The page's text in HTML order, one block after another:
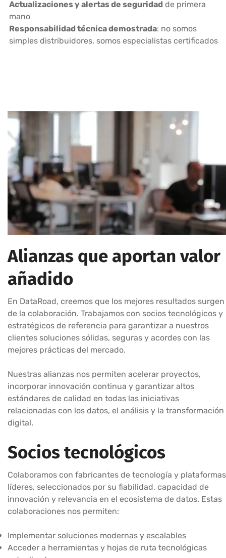
Actualizaciones y alertas de seguridad de primera
mano
Responsabilidad técnica demostrada: no somos
simples distribuidores, somos especialistas certificados
Alianzas que aportan valor
añadido
En DataRoad, creemos que los mejores resultados surgen
de la colaboración. Trabajamos con socios tecnológicos y
estratégicos de referencia para garantizar a nuestros
clientes soluciones sólidas, seguras y acordes con las
mejores prácticas del mercado.
Nuestras alianzas nos permiten acelerar proyectos,
incorporar innovación continua y garantizar altos
estándares de calidad en todas las iniciativas
relacionadas con los datos, el análisis y la transformación
digital.
Socios tecnológicos
Colaboramos con fabricantes de tecnología y plataformas
líderes, seleccionados por su fiabilidad, capacidad de
innovación y relevancia en el ecosistema de datos. Estas
colaboraciones nos permiten:
Implementar soluciones modernas y escalables
Acceder a herramientas y hojas de ruta tecnológicas